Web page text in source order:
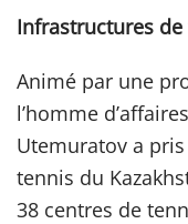
Infrastructures
Animé par une
l’homme
Utemuratov a
tennis du
38 centres de